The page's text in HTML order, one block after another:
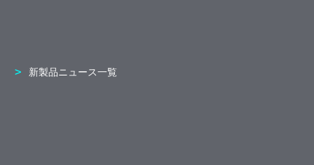
新製品ニュース一覧